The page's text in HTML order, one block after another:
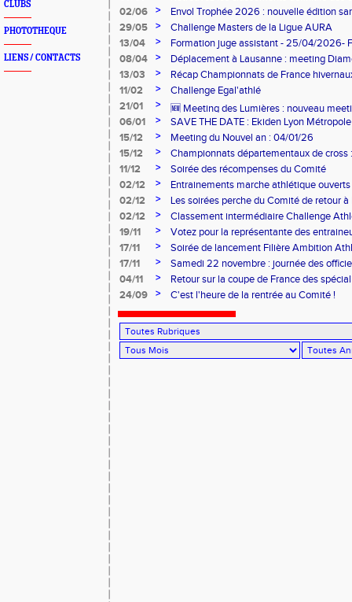
CLUBS
PHOTOTHEQUE
LIENS / CONTACTS
02/06
>
Envol Trophée 2026 : nouvelle édition
29/05
>
Challenge Masters de la Ligue AURA
13/04
>
Formation juge assistant - 25/04/2026-
08/04
>
Déplacement à Lausanne : meeting
Olympique
13/03 >
Récap Championnats de France
11/02
>
Challenge Egal'athlé
21/01
>
🆕 Meeting des Lumières : nouveau
06/01
>
SAVE THE DATE : Ekiden Lyon
28/03/26
15/12 >
Meeting du Nouvel an : 04/01/26
15/12
>
Championnats départementaux de cross
11/12
>
Soirée des récompenses du Comité
02/12
>
Entrainements marche athlétique
02/12
>
Les soirées perche du Comité de retour à
02/12
>
Classement intermédiaire Challenge
19/11
>
Votez pour la représentante des
17/11
>
Soirée de lancement Filière Ambition
17/11
>
Samedi 22 novembre : journée des
04/11
>
Retour sur la coupe de France des
24/09
> C'est l'heure de la rentrée au Comité !